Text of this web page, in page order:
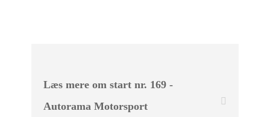
Læs mere om start nr. 169 -
Autorama Motorsport